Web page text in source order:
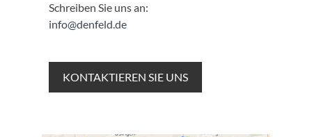
Schreiben Sie uns an:
info@denfeld.de
KONTAKTIEREN SIE UNS